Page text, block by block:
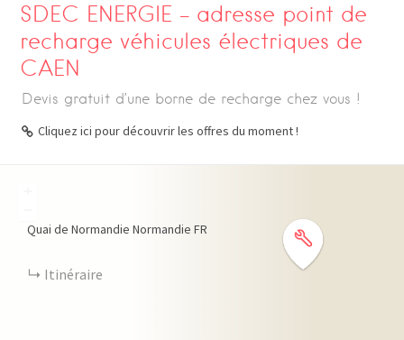
SDEC ENERGIE – adresse point de
recharge véhicules électriques de
CAEN
Devis gratuit d’une borne de recharge chez vous !
Cliquez ici pour découvrir les offres du moment !
Quai de Normandie Normandie FR
Itinéraire